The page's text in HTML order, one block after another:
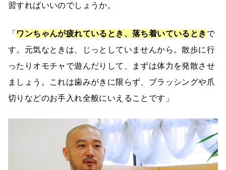
習すればいいのでしょうか。
「 ワンちゃんが疲れているとき、落ち着いているとき で
す。元気なときは、じっとしていませんから。散歩に行
ったりオモチャで遊んだりして、まずは体力を発散させ
ましょう。これは歯みがきに限らず、ブラッシングや爪
切りなどのお手入れ全般にいえることです」